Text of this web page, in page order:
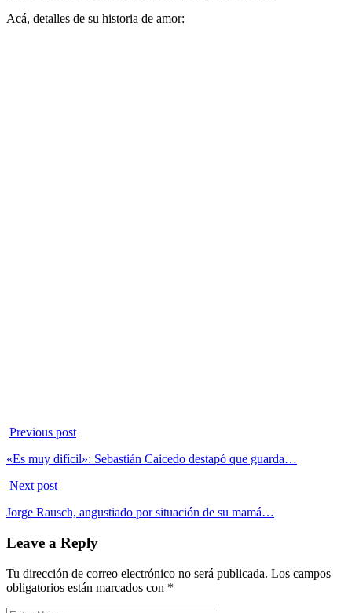
Acá, detalles de su historia de amor:
Previous post
«Es muy difícil»: Sebastián Caicedo destapó que guarda…
Next post
Jorge Rausch, angustiado por situación de su mamá…
Leave a Reply
Tu dirección de correo electrónico no será publicada. Los campos
obligatorios están marcados con *